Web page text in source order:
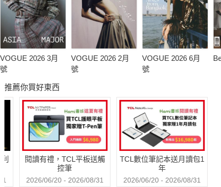
VOGUE 2026 3月
號
VOGUE 2026 2月
號
VOGUE 2026 6月
號
推薦你買好東西
閱讀有禮，TCL平板送觸
控筆
2026/06/20 - 2026/08/31
TCL數位筆記本送月讀包1
年
2026/06/20 - 2026/08/31